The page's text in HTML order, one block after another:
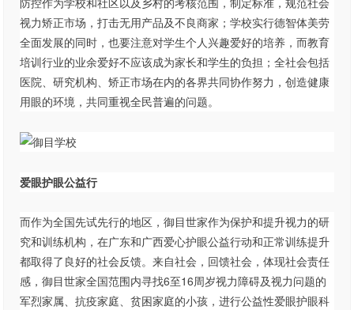
视力矫正市场，打击无用产品及不良商家；学校实行德智体美劳
全面发展的同时，也要注意对学生个人兴趣爱好的培养，而教育
培训行业的业余爱好不应该成为家长和学生的负担；全社会包括
医院、研究机构、矫正市场在内的各界共同协作努力，创造健康
用眼的环境，共同重视全民普遍的问题。
爱眼护眼公益行
而作为全国先试先行的地区，御目世家作为保护和提升视力的研
究和训练机构，在广东和广西爱心护眼公益行动和正常训练提升
都取得了良好的社会反馈。来自社会，回馈社会，体现社会责任
感，御目世家全国范围内寻找6至16周岁视力障碍及视力问题的
军烈家属、抗疫家庭、贫困家庭的小孩，进行公益性爱眼护眼科